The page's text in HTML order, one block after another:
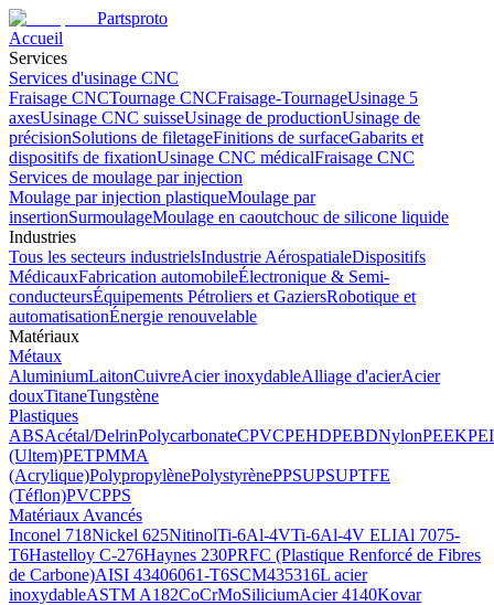
Partsproto
Accueil
Services
Services d'usinage CNC
Fraisage CNCTournage CNCFraisage-TournageUsinage 5
axesUsinage CNC suisseUsinage de productionUsinage de
précisionSolutions de filetageFinitions de surfaceGabarits et
dispositifs de fixationUsinage CNC médicalFraisage CNC
Services de moulage par injection
Moulage par injection plastiqueMoulage par
insertionSurmoulageMoulage en caoutchouc de silicone liquide
Industries
Tous les secteurs industrielsIndustrie AérospatialeDispositifs
MédicauxFabrication automobileÉlectronique & Semi-
conducteursÉquipements Pétroliers et GaziersRobotique et
automatisationÉnergie renouvelable
Matériaux
Métaux
AluminiumLaitonCuivreAcier inoxydableAlliage d'acierAcier
douxTitaneTungstène
Plastiques
ABSAcétal/DelrinPolycarbonateCPVCPEHDPEBDNylonPEEKPEI
(Ultem)PETPMMA
(Acrylique)PolypropylènePolystyrènePPSUPSUPTFE
(Téflon)PVCPPS
Matériaux Avancés
Inconel 718Nickel 625NitinolTi-6Al-4VTi-6Al-4V ELIAl 7075-
T6Hastelloy C-276Haynes 230PRFC (Plastique Renforcé de Fibres
de Carbone)AISI 43406061-T6SCM435316L acier
inoxydableASTM A182CoCrMoSiliciumAcier 4140Kovar